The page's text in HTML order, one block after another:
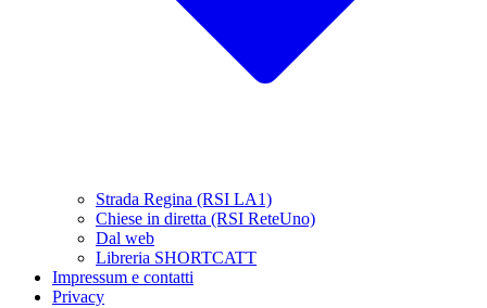
Strada Regina (RSI LA1)
Chiese in diretta (RSI ReteUno)
Dal web
Libreria SHORTCATT
Impressum e contatti
Privacy